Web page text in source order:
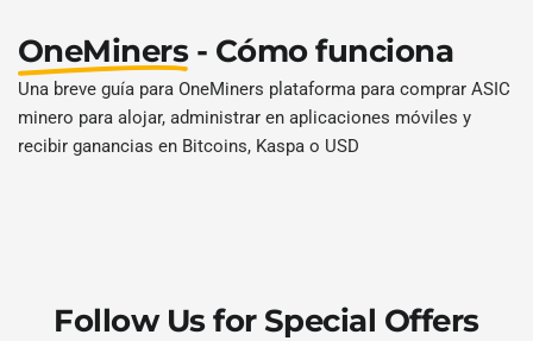
OneMiners- Cómo funciona
Una breve guía para OneMiners plataforma para comprar ASIC
minero para alojar, administrar en aplicaciones móviles y
recibir ganancias en Bitcoins, Kaspa o USD
Follow Us for Special Offers